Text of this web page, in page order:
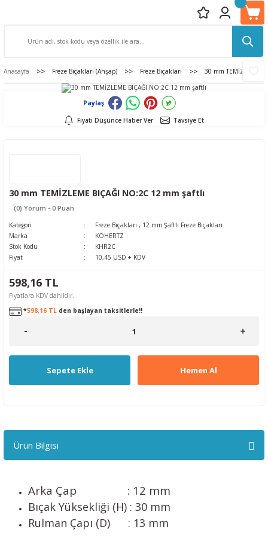
Anasayfa Freze Bıçakları (Ahşap) Freze Bıçakları 30 mm TEMİZLEME
Paylaş
Fiyatı Düşünce Haber Ver Tavsiye Et
30 mm TEMİZLEME BIÇAĞI NO:2C 12 mm şaftlı
(0) Yorum - 0 Puan
Kategori Freze Bıçakları , 12 mm Şaftlı Freze Bıçakları
Marka
KOHERTZ
Stok Kodu
KHR2C
Fiyat
10,45 USD + KDV
598,16 TL
Fiyatlara KDV dahildir.
*598,16 TL den başlayan taksitlerle!!
Sepete Ekle Hemen Al
Ürün Bilgisi
Arka Çap : 12 mm
Bıçak Yüksekliği (H) : 30 mm
Rulman Çapı (D) : 13 mm